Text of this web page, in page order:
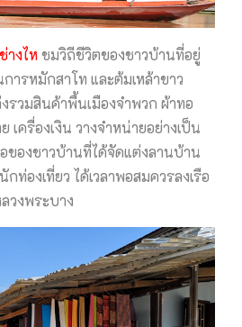
างไหชมวิถีชีวิตของชาวบ้านที่อยู่
ารหมักสาโท และต้มเหล้าขาว
รวมสินค้าพื้นเมืองจำพวก ผ้าทอ
เครื่องเงิน วางจำหน่ายอย่างเป็น
ของชาวบ้านที่ได้จัดแต่งลานบ้าน
ท่องเที่ยว ได้เวลาพอสมควรลงเรือ
วงพระบาง